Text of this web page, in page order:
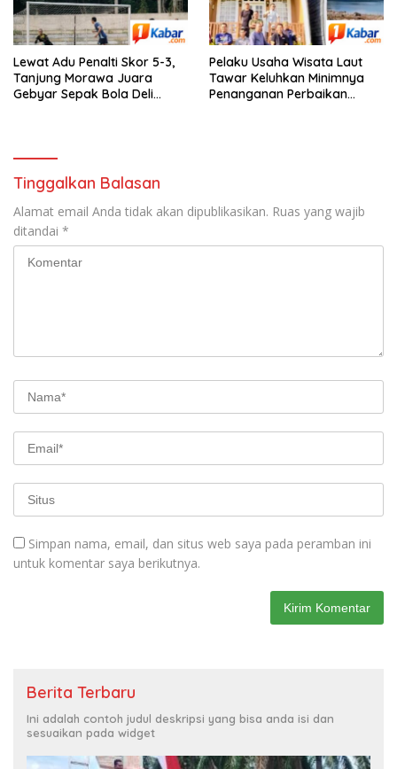
Lewat Adu Penalti Skor 5-3,
Tanjung Morawa Juara
Gebyar Sepak Bola Deli
Pelaku Usaha Wisata Laut
Tawar Keluhkan Minimnya
Penanganan Perbaikan
Tinggalkan Balasan
Alamat email Anda tidak akan dipublikasikan. Ruas yang wajib
ditandai *
Simpan nama, email, dan situs web saya pada peramban ini
untuk komentar saya berikutnya.
Berita Terbaru
Ini adalah contoh judul deskripsi yang bisa anda isi dan
sesuaikan pada widget